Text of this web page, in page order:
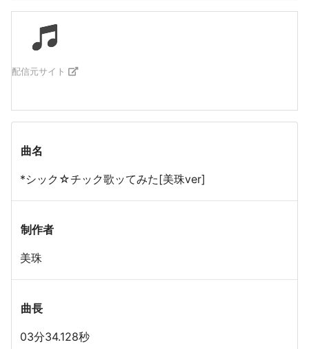
配信元サイト
曲名
*シック☆チック歌ッてみた[美珠ver]
制作者
美珠
曲長
03分34.128秒